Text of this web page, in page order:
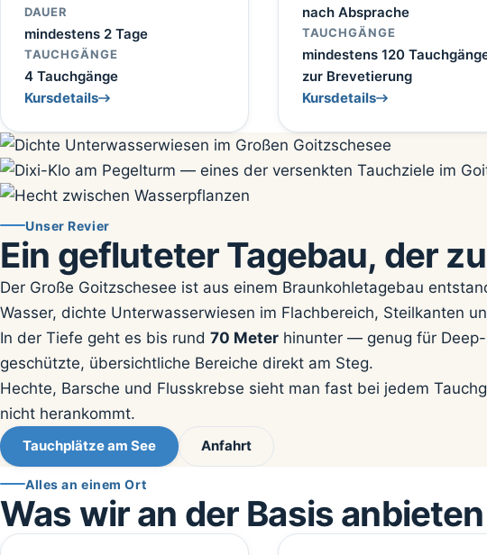
DAUER
mindestens 2 Tage
TAUCHGÄNGE
4 Tauchgänge
Kursdetails
nach Absprache
TAUCHGÄNGE
mindestens 120
zur Brevetierung
Kursdetails
Unser Revier
Ein gefluteter Tagebau, der
Der Große Goitzschesee ist aus einem Braunkohletagebau
Wasser, dichte Unterwasserwiesen im Flachbereich, Steilkanten
In der Tiefe geht es bis rund 70 Meter hinunter — genug für
geschützte, übersichtliche Bereiche direkt am Steg.
Hechte, Barsche und Flusskrebse sieht man fast bei jedem
nicht herankommt.
Tauchplätze am See Anfahrt
Alles an einem Ort
Was wir an der Basis anbieten